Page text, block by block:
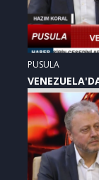
PUSULA
(07.01.2026)